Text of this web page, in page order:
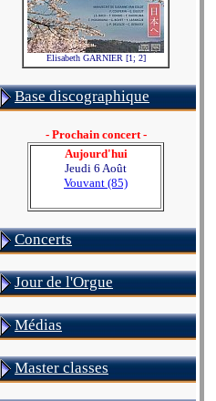
Elisabeth GARNIER [1; 2]
Base discographique
- Prochain concert -
Aujourd'hui
Jeudi 6 Août
Vouvant (85)
Concerts
Jour de l'Orgue
Médias
Master classes